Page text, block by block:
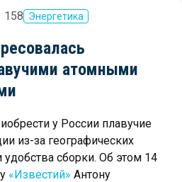
158 Энергетика
атомными
у России плавучие
из-за географических
удобства сборки. Об этом 14
«Известий» Антону